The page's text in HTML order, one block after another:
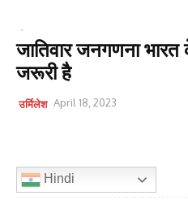
जातिवार जनगणना
जरूरी है
उर्मिलेश April 18, 2023
Hindi